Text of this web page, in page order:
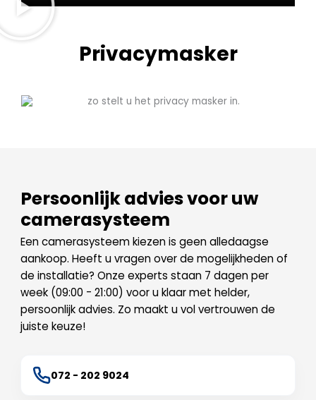
Privacymasker
Persoonlijk advies voor uw
camerasysteem
Een camerasysteem kiezen is geen alledaagse
aankoop. Heeft u vragen over de mogelijkheden of
de installatie? Onze experts staan 7 dagen per
week (09:00 - 21:00) voor u klaar met helder,
persoonlijk advies. Zo maakt u vol vertrouwen de
juiste keuze!
072 - 202 9024